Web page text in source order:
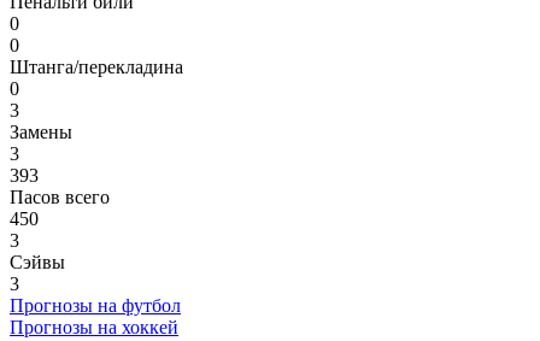
0
0
Штанга/перекладина
0
3
Замены
3
393
Пасов всего
450
3
Сэйвы
3
Прогнозы на футбол
Прогнозы на хоккей